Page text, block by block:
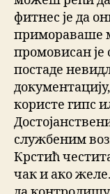
фитнес је да
примораваше
промовисан
постаде
користе гипс
службеним
Крстић
чак и ако